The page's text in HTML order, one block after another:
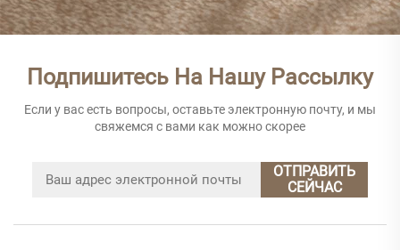
Подпишитесь На Нашу Рассылку
Если у вас есть вопросы, оставьте электронную почту, и мы
свяжемся с вами как можно скорее
ОТПРАВИТЬ
СЕЙЧАС